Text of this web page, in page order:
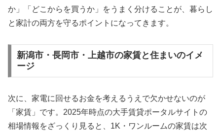
か」「どこからを買うか」をうまく分けることが、暮らし
と家計の両方を守るポイントになってきます。
新潟市・長岡市・上越市の家賃と住まいのイメ
ージ
次に、家電に回せるお金を考えるうえで欠かせないのが
「家賃」です。2025年時点の大手賃貸ポータルサイトの
相場情報をざっくり見ると、1K・ワンルームの家賃は次